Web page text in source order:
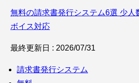
無料の請求書発行システム6選 少人
ボイス対応
最終更新日 : 2026/07/31
請求書発行システム